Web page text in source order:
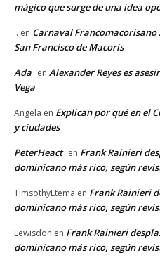
mágico que surge de una idea
.. en Carnaval Francomacorisano
San Francisco de Macorís
Ada en Alexander Reyes es
Vega
Angela en Explican por qué en el
y ciudades
PeterHeact en Frank Rainieri
dominicano más rico, según
TimsothyEtema en Frank Rainieri
dominicano más rico, según
Lewisdon en Frank Rainieri
dominicano más rico, según